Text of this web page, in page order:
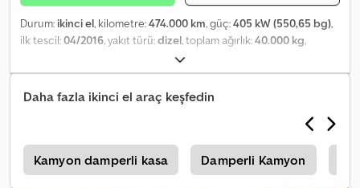
Durum: ikinci el, kilometre:474.000 km, güç:405 kW (550,65 bg),
ilk tescil:04/2016, yakıt türü:dizel, toplam ağırlık:40.000 kg,
otomatik
Donanım:is filtrasyon filtresi, - Retarder - Klima - Kaldırma ve
yönlendirme aksı - Moser 2 taraflı süspansiyon: Yaprak yaylı
süspansiyon Cjdpjy Iq Sajfx Ac Isrf
Daha fazla ikinci el araç keşfedin
Kamyon damperli kasa Damperli Kamyon